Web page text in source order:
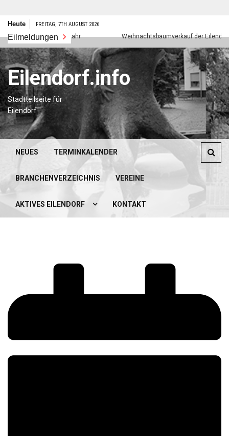
Zum
springen
Heute FREITAG, 7TH AUGUST 2026
Eilmeldungen
Frohes neues Jahr Weihnachtsbaumverkauf der Eilendorfer
Eilendorf.info
Stadtteilseite für
Eilendorf
NEUES TERMINKALENDER
BRANCHENVERZEICHNIS VEREINE
AKTIVES EILENDORF KONTAKT